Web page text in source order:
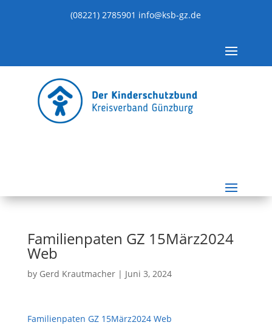
(08221) 2785901 info@ksb-gz.de
Familienpaten GZ 15März2024
Web
by Gerd Krautmacher| Juni 3, 2024
Familienpaten GZ 15März2024 Web